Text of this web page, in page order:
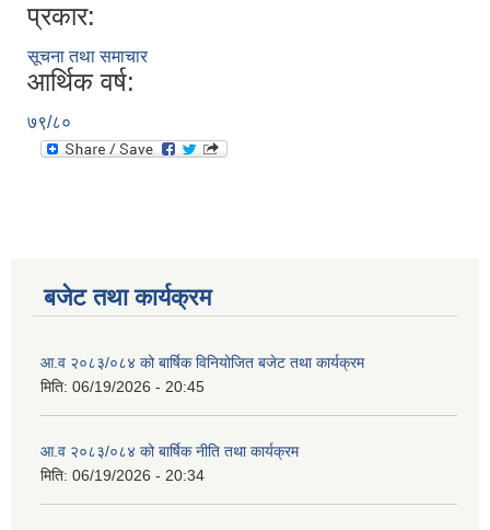
प्रकार:
सूचना तथा समाचार
आर्थिक वर्ष:
७९/८०
बजेट तथा कार्यक्रम
आ.व २०८३/०८४ को बार्षिक विनियोजित बजेट तथा कार्यक्रम
मिति: 06/19/2026 - 20:45
आ.व २०८३/०८४ को बार्षिक नीति तथा कार्यक्रम
मिति: 06/19/2026 - 20:34